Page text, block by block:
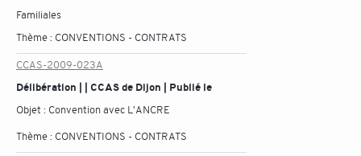
Familiales
Thème : CONVENTIONS - CONTRATS
CCAS-2009-023A
Délibération | | CCAS de Dijon | Publié le
Objet : Convention avec L'ANCRE
Thème : CONVENTIONS - CONTRATS